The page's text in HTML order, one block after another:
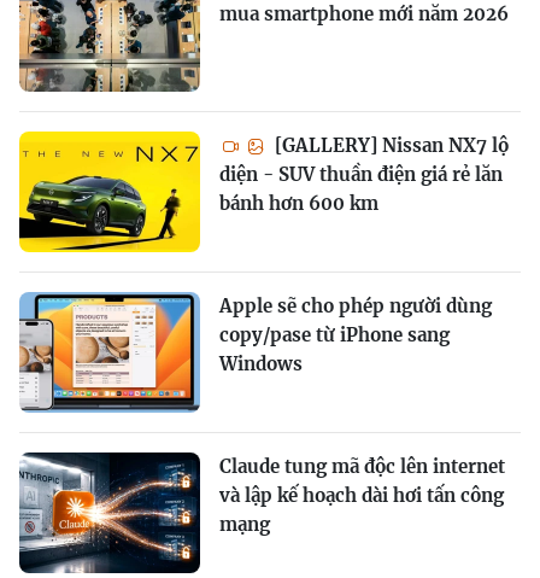
mua smartphone mới năm 2026
[GALLERY] Nissan NX7 lộ
diện - SUV thuần điện giá rẻ lăn
bánh hơn 600 km
Apple sẽ cho phép người dùng
copy/pase từ iPhone sang
Windows
Claude tung mã độc lên internet
và lập kế hoạch dài hơi tấn công
mạng